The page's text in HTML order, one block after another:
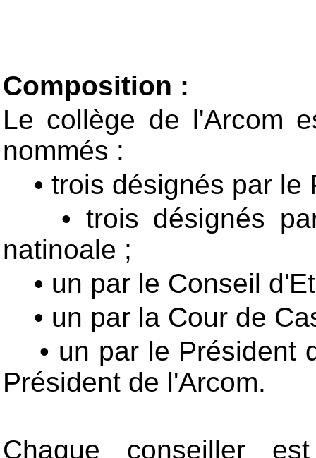
Composition :
Le collège de l'Arcom
nommés :
• trois désignés par le
• trois désignés par
natinoale ;
• un par le Conseil
• un par la Cour de
• un par le Président
Président de l'Arcom.
Chaque conseiller